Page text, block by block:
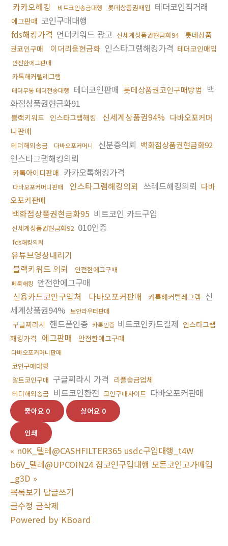
카카오해킹 비트코인송금대행 롯데상품권매입 테더코인직거래
에그판매 코인구매대행
fds해킹가격 언더키워드 광고 신세계상품권현금화94
롯데상품
권코인구매
이더리움현금화 인스타그램해킹가격 테더코인매입
안전한에그판매
카톡해커텔레그램
테더무통 테더전송대행 테더코인판매 롯데상품권코인구매방법 백
화점상품권현금화91
블랙키워드 인스타그램해킹 신세계상품권94% 다바오포커머
니판매
테더해외송금 다바오포커머니 신분증의뢰 백화점상품권현금화92
인스타그램해킹의뢰
카톡아이디판매 카카오톡해킹가격
다바오포커머니판매 인스타그램해킹의뢰 쓰레드해킹의뢰 다바
오포커판매
백화점상품권현금화95 비트코인 카드구입
신세계상품권현금화92 010인증
fds해킹의뢰
유튜브영상내리기
블랙키워드 의뢰
안전한에그구매
페북해킹 안전한에그구매
신용카드코인구입처
다바오포커판매 카톡해커텔레그램 신
세계상품권94% 보안라우터판매
구글찌라시 핸드폰인증 카톡인증 비트코인카드결제 인스타그램
해킹가격
에그판매 안전한에그구매
다바오포커머니판매
코인구매대행
알트코인구매 구글찌라시 가격 리플송금업체
테더해외송금 비트코인환전 코인구매사이트 다바오포커판매
좋아요 0 싫어요 0
인쇄
« n0K_텔레@CASHFILTER365 usdc구입대행_t4W
b6V_텔레@UPCOIN24 잡코인구입대행 모든코인고가매입
_g3D »
목록보기 답글쓰기
글수정 글삭제
Powered by KBoard